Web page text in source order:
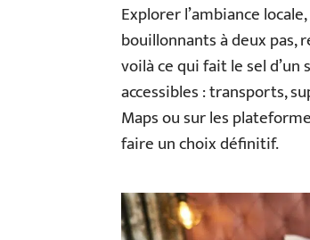
Explorer l’ambiance
bouillonnants à deux pas,
voilà ce qui fait le sel
accessibles : transports,
Maps ou sur les
faire un choix définitif.